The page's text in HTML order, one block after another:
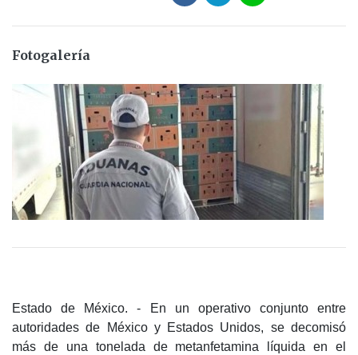
Fotogalería
Estado de México. - En un operativo conjunto entre
autoridades de México y Estados Unidos, se decomisó
más de una tonelada de metanfetamina líquida en el